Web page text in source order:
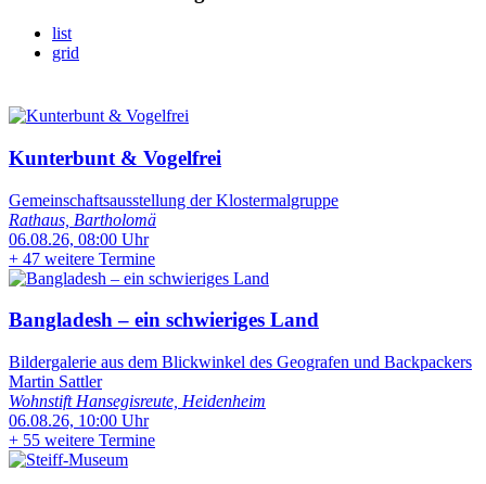
list
grid
Kunterbunt & Vogelfrei
Gemeinschaftsausstellung der Klostermalgruppe
Rathaus, Bartholomä
06.08.26, 08:00 Uhr
+ 47 weitere Termine
Bangladesh – ein schwieriges Land
Bildergalerie aus dem Blickwinkel des Geografen und Backpackers
Martin Sattler
Wohnstift Hansegisreute, Heidenheim
06.08.26, 10:00 Uhr
+ 55 weitere Termine